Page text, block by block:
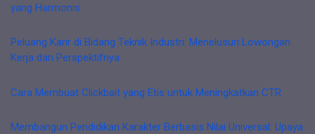
yang Harmonis
Peluang Karir di Bidang Teknik Industri: Menelusuri Lowongan
Kerja dan Perspektifnya
Cara Membuat Clickbait yang Etis untuk Meningkatkan CTR
Membangun Pendidikan Karakter Berbasis Nilai Universal: Upaya